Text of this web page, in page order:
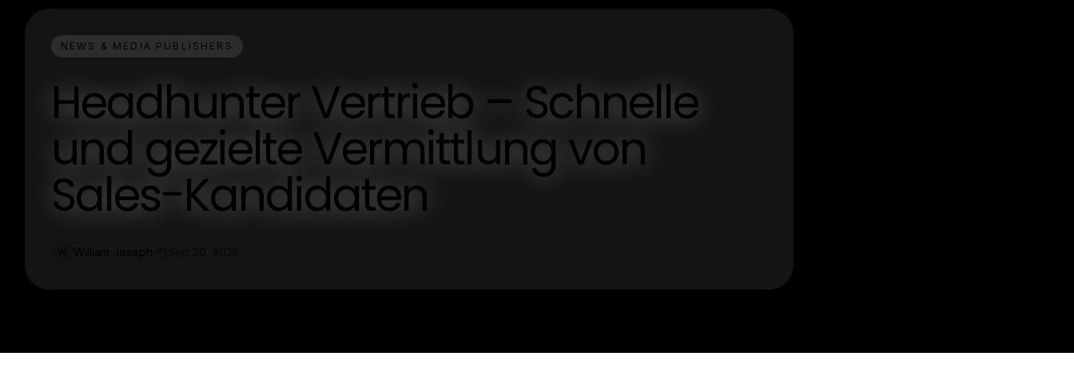
NEWS & MEDIA PUBLISHERS
Headhunter Vertrieb – Schnelle
und gezielte Vermittlung von
Sales-Kandidaten